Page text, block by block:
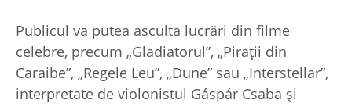
Publicul va putea asculta lucrări din filme
celebre, precum „Gladiatorul”, „Piraţii din
Caraibe”, „Regele Leu”, „Dune” sau „Interstellar”,
interpretate de violonistul Gáspár Csaba şi